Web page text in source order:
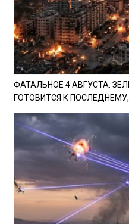
ФАТАЛЬНОЕ 4 АВГУСТА:
ГОТОВИТСЯ К